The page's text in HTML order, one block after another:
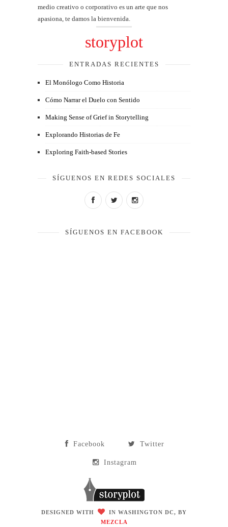
medio creativo o corporativo es un arte que nos
apasiona, te damos la bienvenida.
storyplot
ENTRADAS RECIENTES
El Monólogo Como Historia
Cómo Narrar el Duelo con Sentido
Making Sense of Grief in Storytelling
Explorando Historias de Fe
Exploring Faith-based Stories
SÍGUENOS EN REDES SOCIALES
SÍGUENOS EN FACEBOOK
Facebook Twitter
Instagram
DESIGNED WITH
IN WASHINGTON DC, BY
MEZCLA